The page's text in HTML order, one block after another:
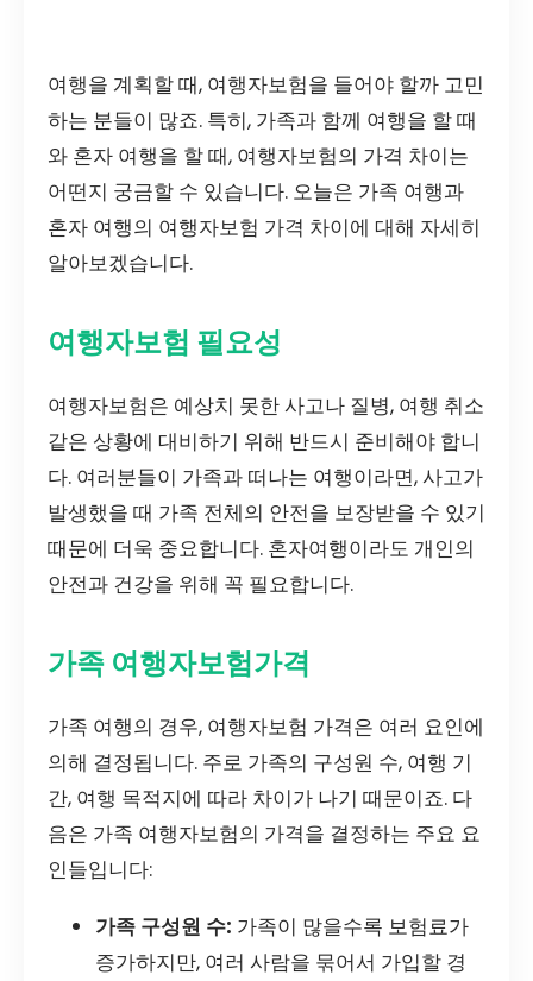
여행을 계획할 때, 여행자보험을 들어야 할까 고민
하는 분들이 많죠. 특히, 가족과 함께 여행을 할 때
와 혼자 여행을 할 때, 여행자보험의 가격 차이는
어떤지 궁금할 수 있습니다. 오늘은 가족 여행과
혼자 여행의 여행자보험 가격 차이에 대해 자세히
알아보겠습니다.
여행자보험 필요성
여행자보험은 예상치 못한 사고나 질병, 여행 취소
같은 상황에 대비하기 위해 반드시 준비해야 합니
다. 여러분들이 가족과 떠나는 여행이라면, 사고가
발생했을 때 가족 전체의 안전을 보장받을 수 있기
때문에 더욱 중요합니다. 혼자여행이라도 개인의
안전과 건강을 위해 꼭 필요합니다.
가족 여행자보험가격
가족 여행의 경우, 여행자보험 가격은 여러 요인에
의해 결정됩니다. 주로 가족의 구성원 수, 여행 기
간, 여행 목적지에 따라 차이가 나기 때문이죠. 다
음은 가족 여행자보험의 가격을 결정하는 주요 요
인들입니다:
가족 구성원 수: 가족이 많을수록 보험료가
증가하지만, 여러 사람을 묶어서 가입할 경